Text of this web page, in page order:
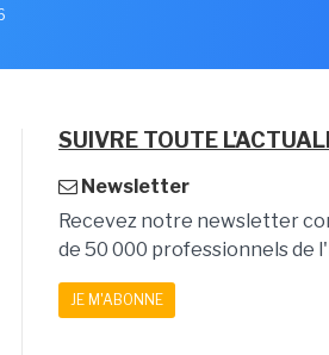
SUIVRE TOUTE
Newsletter
Recevez notre newsletter
de 50 000 professionnels de
JE M'ABONNE